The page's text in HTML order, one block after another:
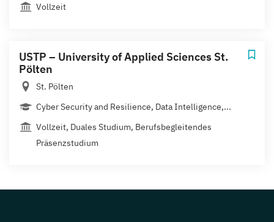
Vollzeit
USTP – University of Applied Sciences St.
Pölten
St. Pölten
Cyber Security and Resilience, Data Intelligence,...
Vollzeit, Duales Studium, Berufsbegleitendes
Präsenzstudium